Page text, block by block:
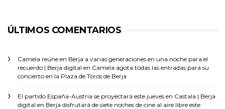
ÚLTIMOS COMENTARIOS
Camela reúne en Berja a varias generaciones en una noche para el
recuerdo | Berja digital en Camela agota todas las entradas para su
concierto en la Plaza de Toros de Berja
El partido España-Austria se proyectará este jueves en Castala | Berja
digital en Berja disfrutará de siete noches de cine al aire libre este